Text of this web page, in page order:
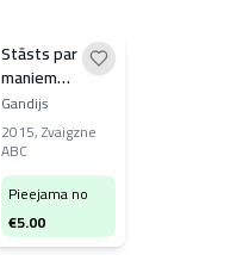
Stāsts par
maniem
eksperimentiem
ar patiesību
Gandijs
2015,Zvaigzne
ABC
Pieejama no
€5.00